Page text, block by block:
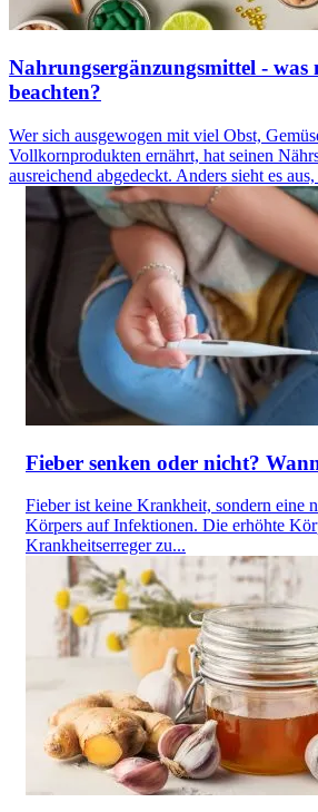
Nahrungsergänzungsmittel - was
beachten?
Wer sich ausgewogen mit viel Obst,
Vollkornprodukten ernährt, hat seinen
ausreichend abgedeckt. Anders sieht es
Fieber senken oder nicht?
Fieber ist keine Krankheit, sondern eine
Körpers auf Infektionen. Die erhöhte
Krankheitserreger zu...